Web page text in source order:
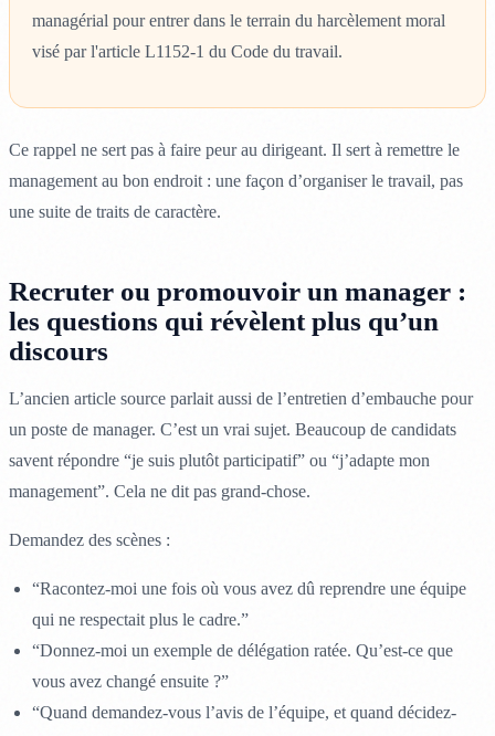
managérial pour entrer dans le terrain du harcèlement moral
visé par l'article L1152-1 du Code du travail.
Ce rappel ne sert pas à faire peur au dirigeant. Il sert à remettre le
management au bon endroit : une façon d’organiser le travail, pas
une suite de traits de caractère.
Recruter ou promouvoir un manager :
les questions qui révèlent plus qu’un
discours
L’ancien article source parlait aussi de l’entretien d’embauche pour
un poste de manager. C’est un vrai sujet. Beaucoup de candidats
savent répondre “je suis plutôt participatif” ou “j’adapte mon
management”. Cela ne dit pas grand-chose.
Demandez des scènes :
“Racontez-moi une fois où vous avez dû reprendre une équipe
qui ne respectait plus le cadre.”
“Donnez-moi un exemple de délégation ratée. Qu’est-ce que
vous avez changé ensuite ?”
“Quand demandez-vous l’avis de l’équipe, et quand décidez-